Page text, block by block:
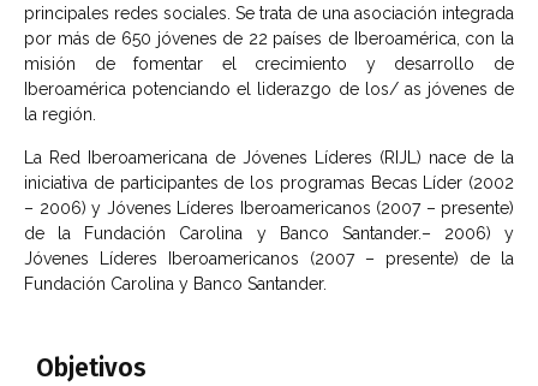
principales redes sociales. Se trata de una asociación integrada
por más de 650 jóvenes de 22 países de Iberoamérica, con la
misión de fomentar el crecimiento y desarrollo de
Iberoamérica potenciando el liderazgo de los/ as jóvenes de
la región.
La Red Iberoamericana de Jóvenes Líderes (RIJL) nace de la
iniciativa de participantes de los programas Becas Líder (2002
– 2006) y Jóvenes Líderes Iberoamericanos (2007 – presente)
de la Fundación Carolina y Banco Santander.– 2006) y
Jóvenes Líderes Iberoamericanos (2007 – presente) de la
Fundación Carolina y Banco Santander.
Objetivos